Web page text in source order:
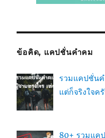
ข้อคิด, แคปชั่นคำคม
รวมแคปชั่นค
แต่ก็จริงใจค
80+ รวมแค